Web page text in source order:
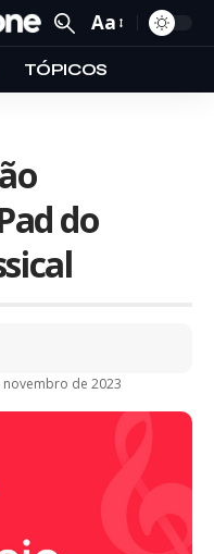
Aa
TÓPICOS
do
de 2023